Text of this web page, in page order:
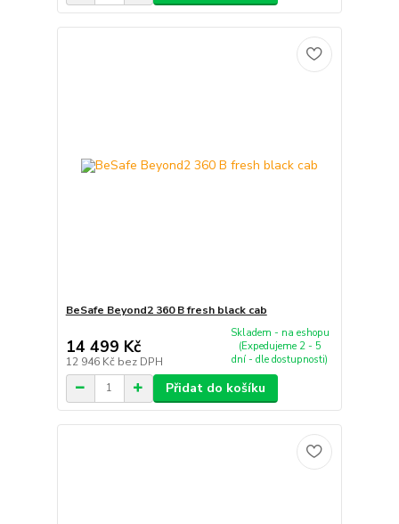
BeSafe Beyond2 360 B fresh black cab
14 499 Kč
12 946 Kč bez DPH
Skladem - na eshopu
(Expedujeme 2 - 5
dní - dle dostupnosti)
Přidat do košíku